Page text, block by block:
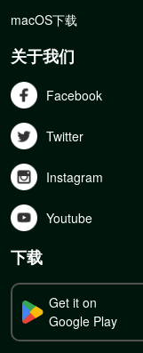
macOS下载
关于我们
Facebook
Twitter
Instagram
Youtube
下载
Get it on
Google Play